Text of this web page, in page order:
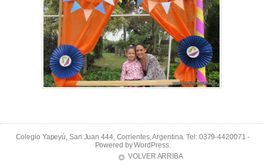
Colegio Yapeyú, San Juan 444, Corrientes, Argentina. Tel: 0379-4420071 -
Powered byWordPress.
VOLVER ARRIBA